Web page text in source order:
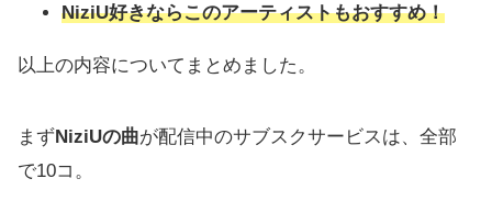
NiziU好きならこのアーティストもおすすめ！
以上の内容についてまとめました。
まずNiziUの曲が配信中のサブスクサービスは、全部
で10コ。